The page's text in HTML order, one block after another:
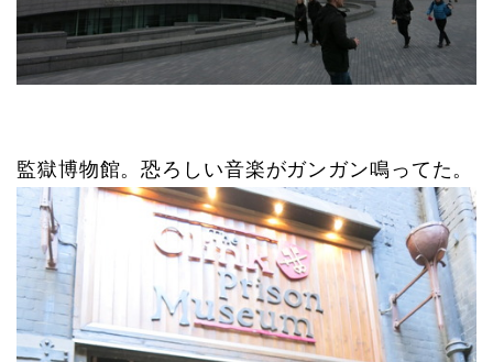
監獄博物館。恐ろしい音楽がガンガン鳴ってた。